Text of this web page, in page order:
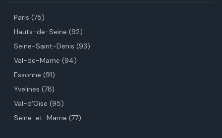
Paris (75)
Hauts-de-Seine (92)
Seine-Saint-Denis (93)
Val-de-Marne (94)
Essonne (91)
Yvelines (78)
Val-d'Oise (95)
Seine-et-Marne (77)